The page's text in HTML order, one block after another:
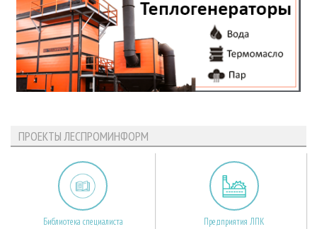
ПРОЕКТЫ ЛЕСПРОМИНФОРМ
Библиотека специалиста Предприятия ЛПК